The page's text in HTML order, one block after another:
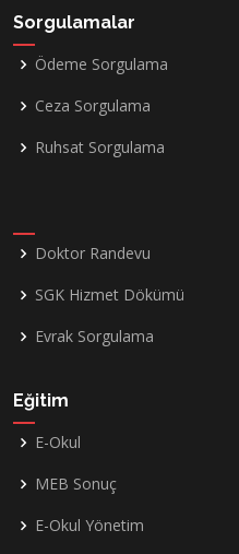
Sorgulamalar
Ödeme Sorgulama
Ceza Sorgulama
Ruhsat Sorgulama
Doktor Randevu
SGK Hizmet Dökümü
Evrak Sorgulama
Eğitim
E-Okul
MEB Sonuç
E-Okul Yönetim